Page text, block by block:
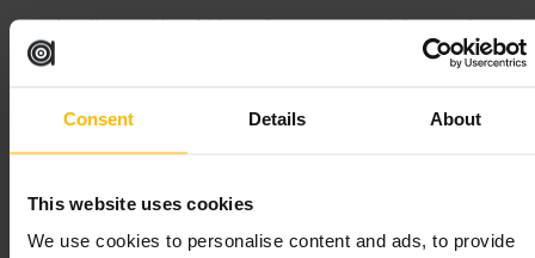
Consent Details About
This website uses cookies
We use cookies to personalise content and ads, to provide
http://www.nq64.co.uk/glasgow?utm_source=google&utm_mediu
Tiki Bar & Kitsch Inn
4,4
4,5